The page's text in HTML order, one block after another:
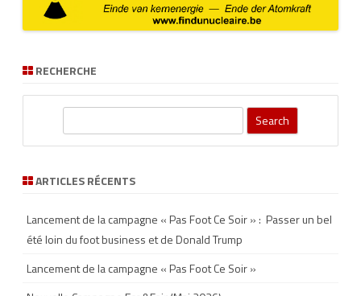
RECHERCHE
r
h
ARTICLES RÉCENTS
Lancement de la campagne « Pas Foot Ce Soir » : Passer un bel
été loin du foot business et de Donald Trump
Lancement de la campagne « Pas Foot Ce Soir »